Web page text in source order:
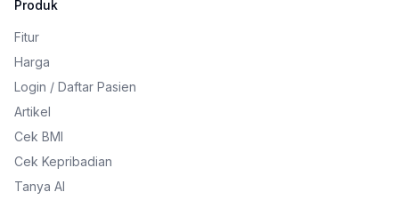
Produk
Fitur
Harga
Login / Daftar Pasien
Artikel
Cek BMI
Cek Kepribadian
Tanya AI